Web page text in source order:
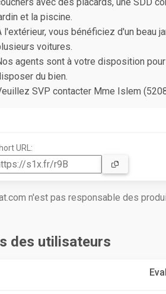
et la piscine.
l'extérieur, vous bénéficiez d'un beau
voitures.
agents sont à votre disposition
du bien.
SVP contacter Mme Islem
URL:
n'est pas responsable des
des utilisateurs